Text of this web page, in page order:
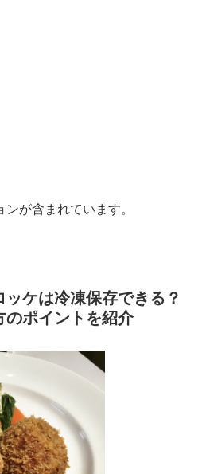
が含まれています。
ッケは冷凍保存できる？
のポイントを紹介